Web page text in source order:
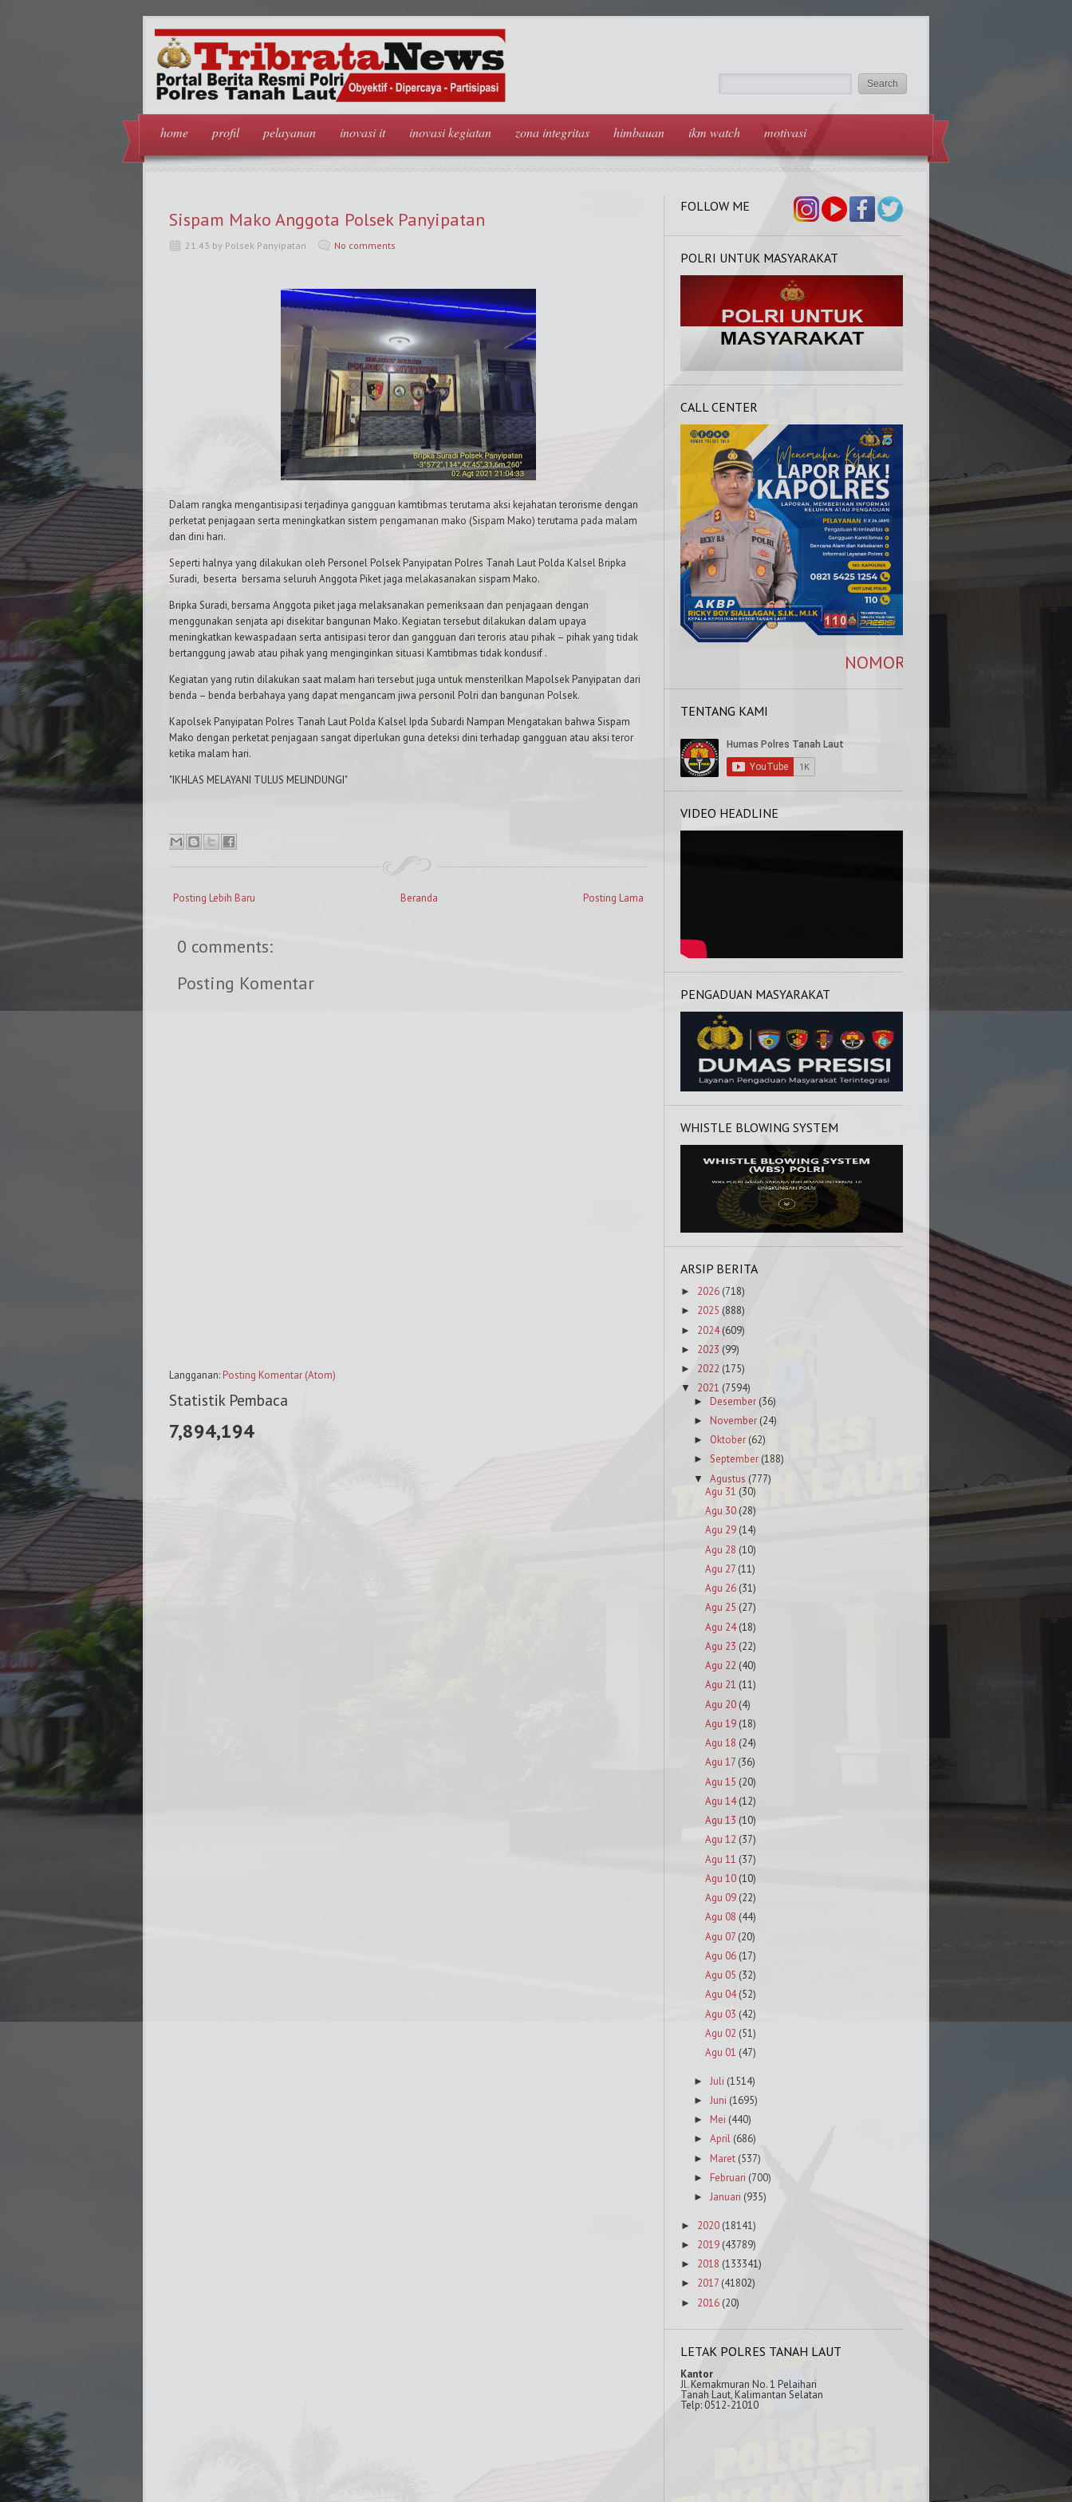
home profil pelayanan inovasi it inovasi kegiatan zona integritas himbauan ikm watch motivasi
Sispam Mako Anggota Polsek Panyipatan
21.43 by Polsek Panyipatan No comments
Dalam rangka mengantisipasi terjadinya gangguan kamtibmas terutama aksi kejahatan terorisme dengan
perketat penjagaan serta meningkatkan sistem pengamanan mako (Sispam Mako) terutama pada malam
dan dini hari.
Seperti halnya yang dilakukan oleh Personel Polsek Panyipatan Polres Tanah Laut Polda Kalsel Bripka
Suradi, beserta bersama seluruh Anggota Piket jaga melakasanakan sispam Mako.
Bripka Suradi, bersama Anggota piket jaga melaksanakan pemeriksaan dan penjagaan dengan
menggunakan senjata api disekitar bangunan Mako. Kegiatan tersebut dilakukan dalam upaya
meningkatkan kewaspadaan serta antisipasi teror dan gangguan dari teroris atau pihak – pihak yang tidak
bertanggung jawab atau pihak yang menginginkan situasi Kamtibmas tidak kondusif .
Kegiatan yang rutin dilakukan saat malam hari tersebut juga untuk mensterilkan Mapolsek Panyipatan dari
benda – benda berbahaya yang dapat mengancam jiwa personil Polri dan bangunan Polsek.
Kapolsek Panyipatan Polres Tanah Laut Polda Kalsel Ipda Subardi Nampan Mengatakan bahwa Sispam
Mako dengan perketat penjagaan sangat diperlukan guna deteksi dini terhadap gangguan atau aksi teror
ketika malam hari.
"IKHLAS MELAYANI TULUS MELINDUNGI"
Posting Lebih Baru Posting Lama
Beranda
0 comments:
Posting Komentar
Langganan: Posting Komentar (Atom)
Statistik Pembaca
7,894,194
FOLLOW ME
POLRI UNTUK MASYARAKAT
CALL CENTER
NOMOR KAPOLRES : 0821 5425 1254,
TENTANG KAMI
VIDEO HEADLINE
PENGADUAN MASYARAKAT
WHISTLE BLOWING SYSTEM
ARSIP BERITA
► 2026 (718)
► 2025 (888)
► 2024 (609)
► 2023 (99)
► 2022 (175)
▼ 2021 (7594)
► Desember (36)
► November (24)
► Oktober (62)
► September (188)
▼ Agustus (777)
Agu 31 (30)
Agu 30(28)
Agu 29 (14)
Agu 28 (10)
Agu 27 (11)
Agu 26 (31)
Agu 25 (27)
Agu 24 (18)
Agu 23 (22)
Agu 22 (40)
Agu 21 (11)
Agu 20 (4)
Agu 19 (18)
Agu 18 (24)
Agu 17 (36)
Agu 15 (20)
Agu 14 (12)
Agu 13 (10)
Agu 12 (37)
Agu 11 (37)
Agu 10 (10)
Agu 09 (22)
Agu 08 (44)
Agu 07 (20)
Agu 06 (17)
Agu 05 (32)
Agu 04 (52)
Agu 03 (42)
Agu 02 (51)
Agu 01 (47)
► Juli (1514)
► Juni (1695)
► Mei (440)
► April (686)
► Maret (537)
► Februari (700)
► Januari (935)
► 2020 (18141)
► 2019 (43789)
► 2018 (133341)
► 2017 (41802)
► 2016 (20)
LETAK POLRES TANAH LAUT
Kantor
Jl. Kemakmuran No. 1 Pelaihari
Tanah Laut, Kalimantan Selatan
Telp: 0512-21010